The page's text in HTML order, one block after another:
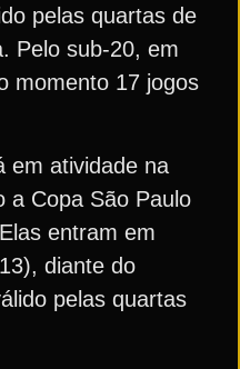
pelas quartas de
Pelo sub-20, em
momento 17 jogos
em atividade na
a Copa São Paulo
entram em
diante do
pelas quartas